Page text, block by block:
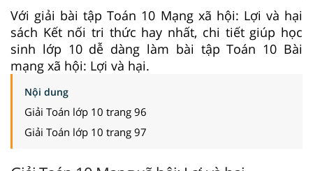
Với giải bài tập Toán 10 Mạng xã hội: Lợi và hại
sách Kết nối tri thức hay nhất, chi tiết giúp học
sinh lớp 10 dễ dàng làm bài tập Toán 10 Bài
mạng xã hội: Lợi và hại.
Nội dung
Giải Toán lớp 10 trang 96
Giải Toán lớp 10 trang 97